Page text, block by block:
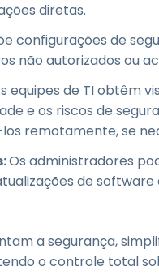
diretas.
configurações de
não autorizados ou
equipes de TI obtêm
e os riscos de
remotamente, se
Os administradores
de
a segurança,
o controle total